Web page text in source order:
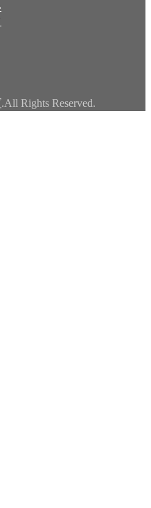
.All Rights Reserved.